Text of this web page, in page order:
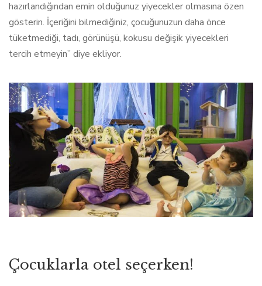
hazırlandığından emin olduğunuz yiyecekler olmasına özen
gösterin. İçeriğini bilmediğiniz, çocuğunuzun daha önce
tüketmediği, tadı, görünüşü, kokusu değişik yiyecekleri
tercih etmeyin” diye ekliyor.
Çocuklarla otel seçerken!